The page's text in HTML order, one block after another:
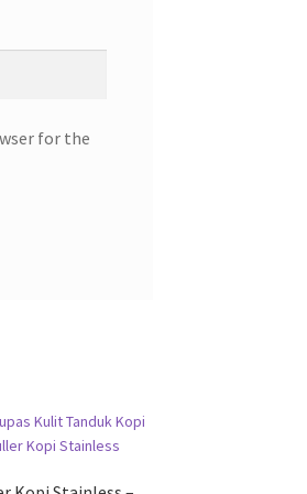
for the